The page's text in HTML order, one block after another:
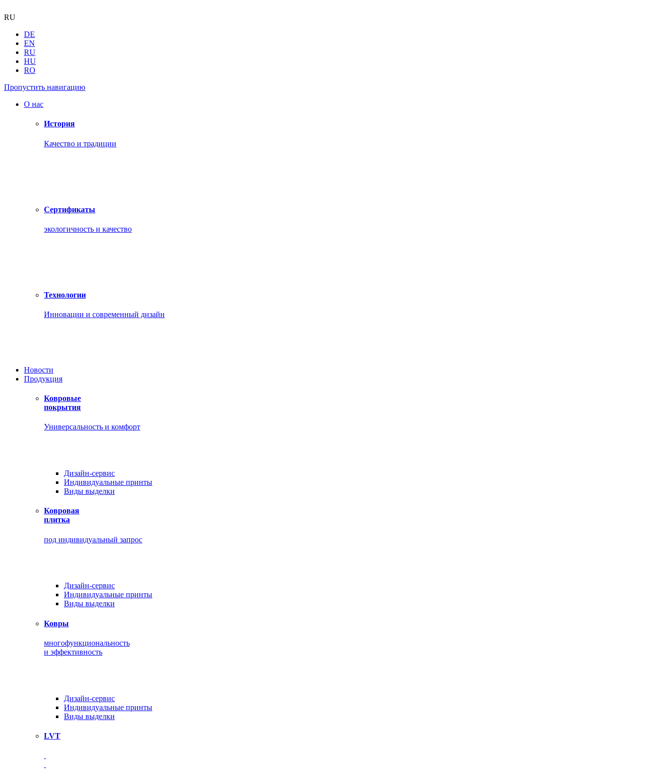
RU
DE
EN
RU
HU
RO
Пропустить навигацию
О нас
История
Качество и традиции
Сертификаты
экологичность и качество
Технологии
Инновации и современный дизайн
Новости
Продукция
Ковровые
покрытия
Универсальность и комфорт
Дизайн-сервис
Индивидуальные принты
Виды выделки
Ковровая
плитка
под индивидуальный запрос
Дизайн-сервис
Индивидуальные принты
Виды выделки
Ковры
многофункциональность
и эффективность
Дизайн-сервис
Индивидуальные принты
Виды выделки
LVT